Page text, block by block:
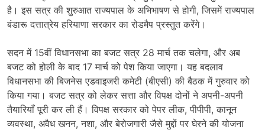
है। इस सत्र की शुरुआत राज्यपाल के अभिभाषण से होगी, जिसमें राज्यपाल
बंडारू दत्तात्रेय हरियाणा सरकार का रोडमैप प्रस्तुत करेंगे।
सदन में 15वीं विधानसभा का बजट सत्र 28 मार्च तक चलेगा, और अब
बजट को होली के बाद 17 मार्च को पेश किया जाएगा। यह बदलाव
विधानसभा की बिजनेस एडवाइजरी कमेटी (बीएसी) की बैठक में गुरुवार को
किया गया। बजट सत्र को लेकर सत्ता और विपक्ष दोनों ने अपनी-अपनी
तैयारियाँ पूरी कर ली हैं। विपक्ष सरकार को पेपर लीक, पीपीपी, कानून
व्यवस्था, अवैध खनन, नशा, और बेरोजगारी जैसे मुद्दों पर घेरने की योजना